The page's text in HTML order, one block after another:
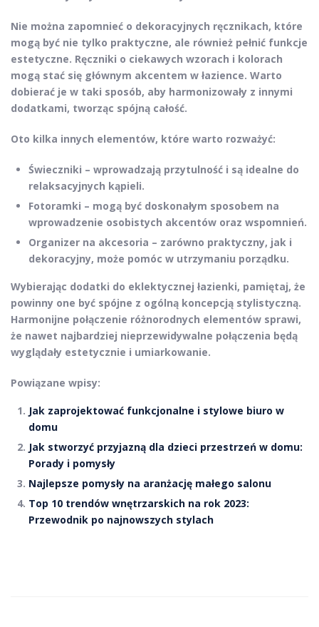
Nie można zapomnieć o dekoracyjnych ręcznikach, które
mogą być nie tylko praktyczne, ale również pełnić funkcje
estetyczne. Ręczniki o ciekawych wzorach i kolorach
mogą stać się głównym akcentem w łazience. Warto
dobierać je w taki sposób, aby harmonizowały z innymi
dodatkami, tworząc spójną całość.
Oto kilka innych elementów, które warto rozważyć:
Świeczniki – wprowadzają przytulność i są idealne do
relaksacyjnych kąpieli.
Fotoramki – mogą być doskonałym sposobem na
wprowadzenie osobistych akcentów oraz wspomnień.
Organizer na akcesoria – zarówno praktyczny, jak i
dekoracyjny, może pomóc w utrzymaniu porządku.
Wybierając dodatki do eklektycznej łazienki, pamiętaj, że
powinny one być spójne z ogólną koncepcją stylistyczną.
Harmonijne połączenie różnorodnych elementów sprawi,
że nawet najbardziej nieprzewidywalne połączenia będą
wyglądały estetycznie i umiarkowanie.
Powiązane wpisy:
Jak zaprojektować funkcjonalne i stylowe biuro w
domu
Jak stworzyć przyjazną dla dzieci przestrzeń w domu:
Porady i pomysły
Najlepsze pomysły na aranżację małego salonu
Top 10 trendów wnętrzarskich na rok 2023:
Przewodnik po najnowszych stylach